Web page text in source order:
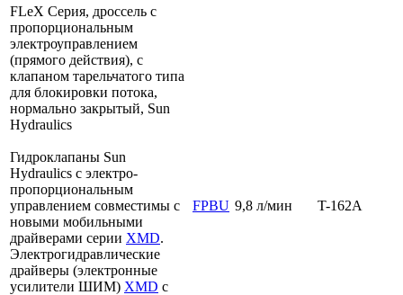
FLeX Серия, дроссель с
пропорциональным
электроуправлением
(прямого действия), с
клапаном тарельчатого типа
для блокировки потока,
нормально закрытый, Sun
Hydraulics
Гидроклапаны Sun
Hydraulics с электро-
пропорциональным
управлением совместимы с
новыми мобильными
драйверами серии XMD.
Электрогидравлические
драйверы (электронные
усилители ШИМ) XMD с
FPBU 9,8 л/мин T-162A